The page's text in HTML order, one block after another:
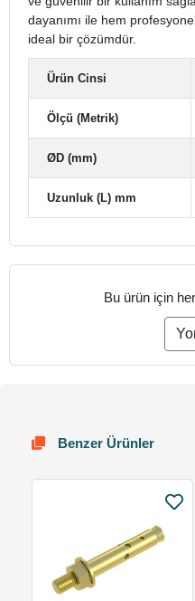
dayanımı ile hem
ideal bir çözümdür.
Ürün Cinsi
Ölçü (Metrik)
ØD (mm)
Uzunluk (L) mm
Bu ürün için
Benzer Ürünler